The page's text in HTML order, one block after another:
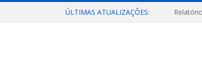
ÚLTIMAS ATUALIZAÇÕES: